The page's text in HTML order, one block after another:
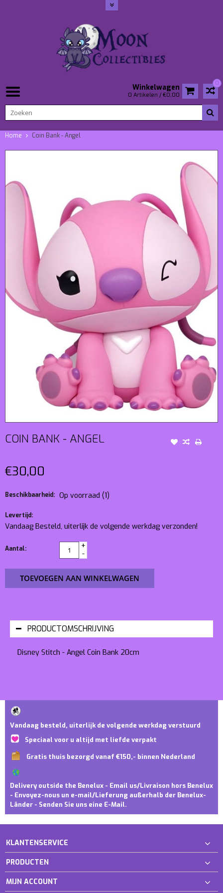
0
Winkelwagen
0 Artikelen / €0,00
Home Coin Bank - Angel
COIN BANK - ANGEL
€30,00
Beschikbaarheid: Op voorraad (1)
Levertijd:
Vandaag Besteld, uiterlijk de volgende werkdag verzonden!
Aantal:
+
-
TOEVOEGEN AAN WINKELWAGEN
PRODUCTOMSCHRIJVING
Disney Stitch - Angel Coin Bank 20cm
Vandaag besteld, uiterlijk de volgende werkdag verstuurd
Speciaal voor u altijd met liefde verpakt
Gratis thuis bezorgd vanaf €150,- binnen Nederland
Delivery outside the Benelux - Email us/Livraison hors Benelux
- Envoyez-nous un e-mail/Lieferung außerhalb der Benelux-
Länder - Senden Sie uns eine E-Mail.
KLANTENSERVICE
PRODUCTEN
MIJN ACCOUNT